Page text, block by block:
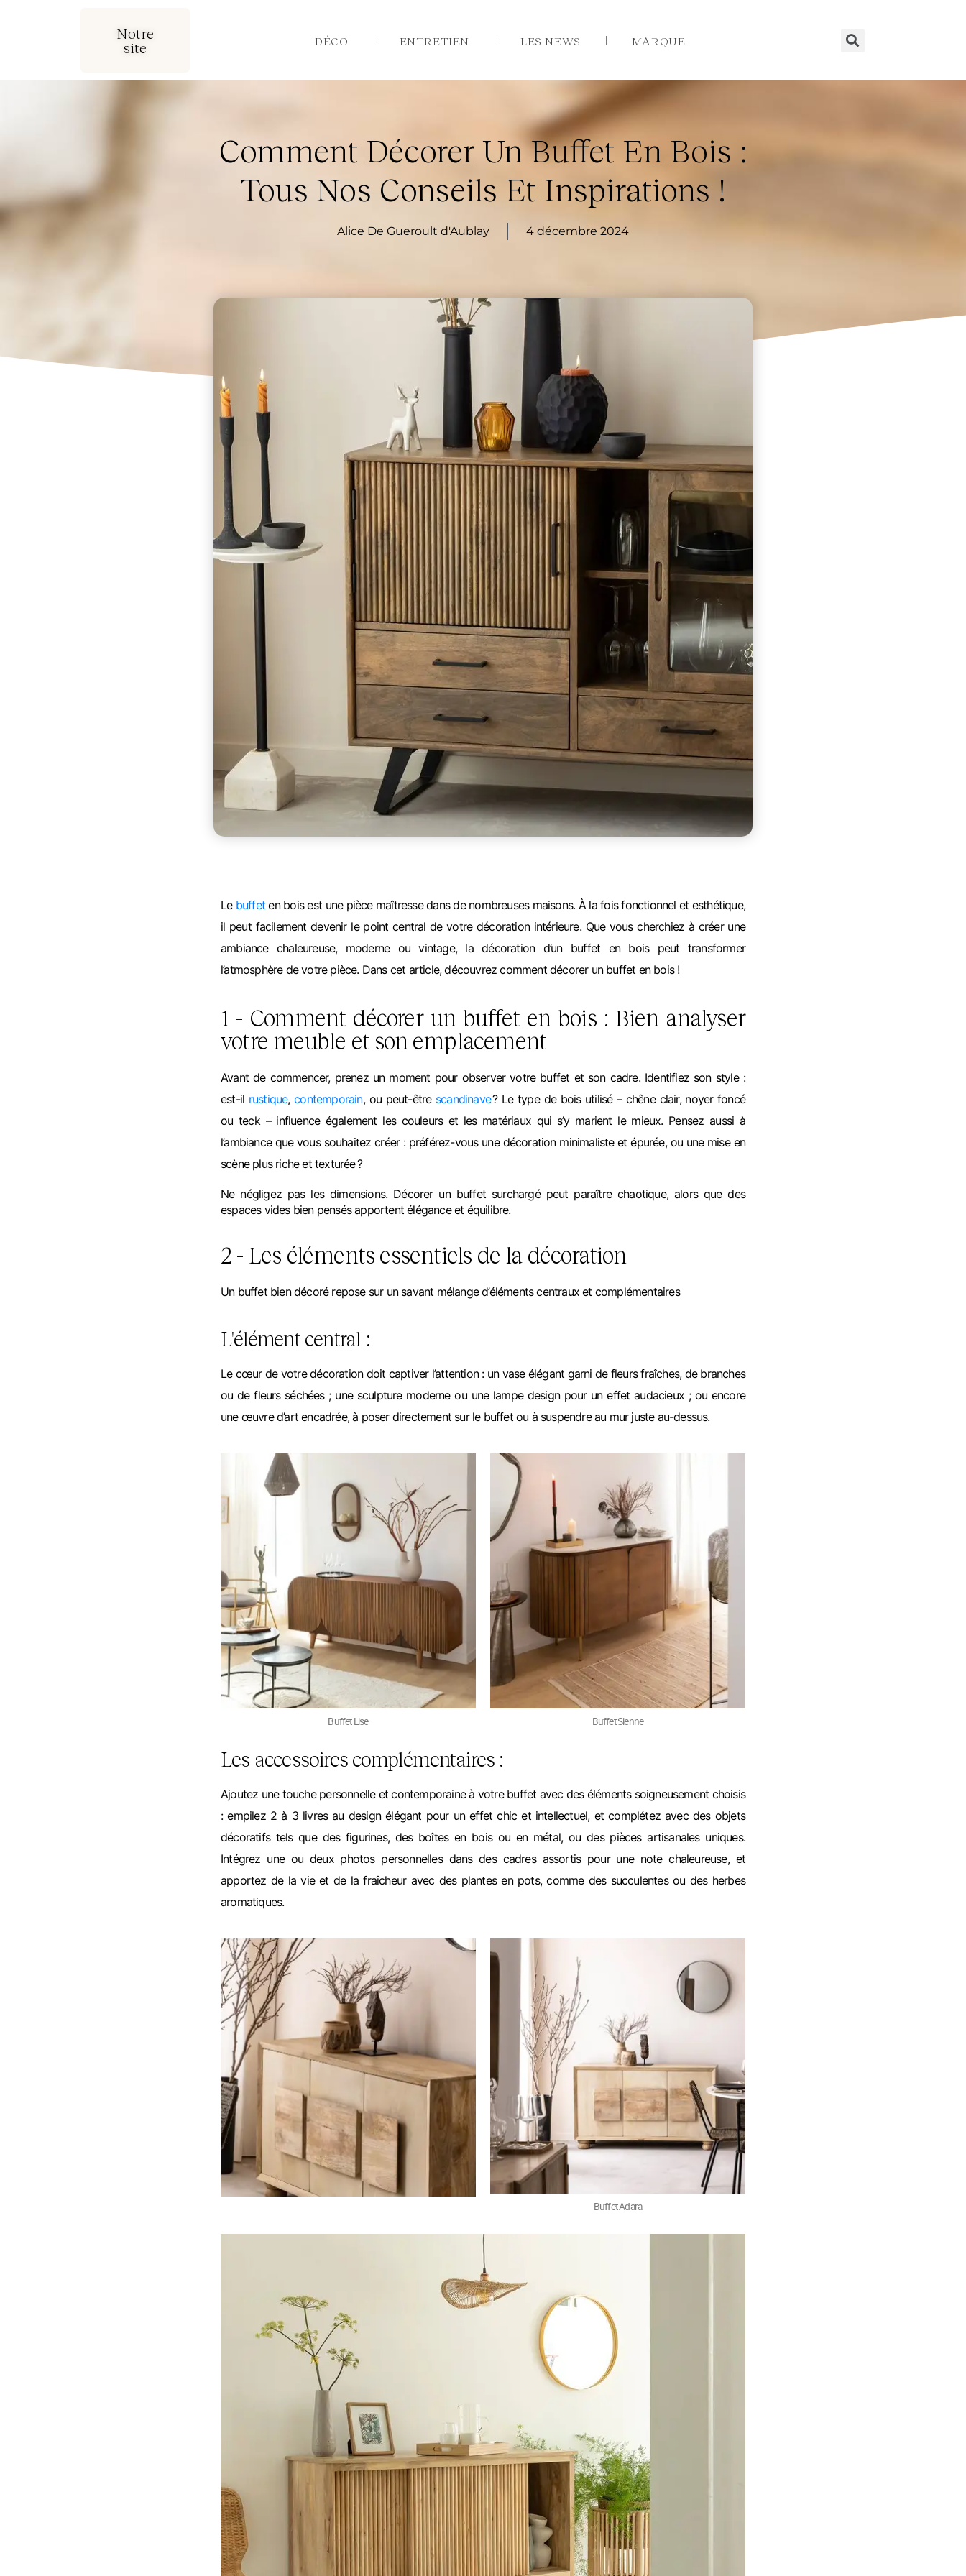
Notre
site
DÉCO ENTRETIEN LES NEWS MARQUE
Comment Décorer Un Buffet En Bois :
Tous Nos Conseils Et Inspirations !
Alice De Gueroult d'Aublay 4 décembre 2024
Le buffet en bois est une pièce maîtresse dans de nombreuses maisons. À la fois fonctionnel et esthétique,
il peut facilement devenir le point central de votre décoration intérieure. Que vous cherchiez à créer une
ambiance chaleureuse, moderne ou vintage, la décoration d’un buffet en bois peut transformer
l’atmosphère de votre pièce. Dans cet article, découvrez comment décorer un buffet en bois !
1 - Comment décorer un buffet en bois : Bien analyser
votre meuble et son emplacement
Avant de commencer, prenez un moment pour observer votre buffet et son cadre. Identifiez son style :
est-il rustique,contemporain, ou peut-être scandinave? Le type de bois utilisé – chêne clair, noyer foncé
ou teck – influence également les couleurs et les matériaux qui s’y marient le mieux. Pensez aussi à
l’ambiance que vous souhaitez créer : préférez-vous une décoration minimaliste et épurée, ou une mise en
scène plus riche et texturée ?
Ne négligez pas les dimensions. Décorer un buffet surchargé peut paraître chaotique, alors que des
espaces vides bien pensés apportent élégance et équilibre.
2 - Les éléments essentiels de la décoration
Un buffet bien décoré repose sur un savant mélange d’éléments centraux et complémentaires
L'élément central :
Le cœur de votre décoration doit captiver l’attention : un vase élégant garni de fleurs fraîches, de branches
ou de fleurs séchées ; une sculpture moderne ou une lampe design pour un effet audacieux ; ou encore
une œuvre d’art encadrée, à poser directement sur le buffet ou à suspendre au mur juste au-dessus.
Buffet Lise Buffet Sienne
Les accessoires complémentaires :
Ajoutez une touche personnelle et contemporaine à votre buffet avec des éléments soigneusement choisis
: empilez 2 à 3 livres au design élégant pour un effet chic et intellectuel, et complétez avec des objets
décoratifs tels que des figurines, des boîtes en bois ou en métal, ou des pièces artisanales uniques.
Intégrez une ou deux photos personnelles dans des cadres assortis pour une note chaleureuse, et
apportez de la vie et de la fraîcheur avec des plantes en pots, comme des succulentes ou des herbes
aromatiques.
Buffet Adara